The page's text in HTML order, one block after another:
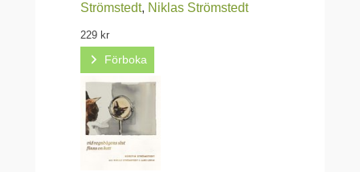
Strömstedt, Niklas Strömstedt
229 kr
Förboka